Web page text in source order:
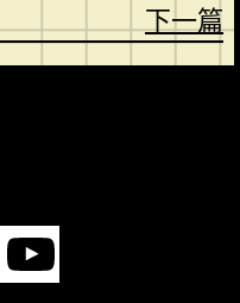
下一篇
YouTube